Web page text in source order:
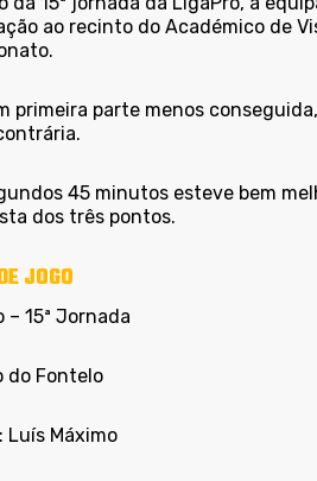
ao recinto do Académico de
primeira parte menos
45 minutos esteve bem
dos três pontos.
JOGO
– 15ª Jornada
do Fontelo
Luís Máximo